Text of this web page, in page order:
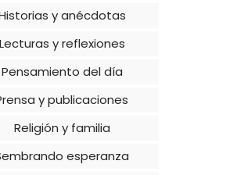
y anécdotas
Lecturas y reflexiones
Pensamiento del día
y publicaciones
Religión y familia
esperanza